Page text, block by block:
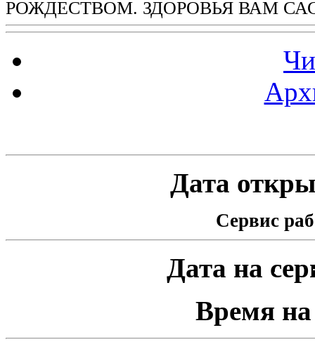
РОЖДЕСТВОМ. ЗДОРОВЬЯ ВАМ
Дата
Сервис
Дата на
Время на